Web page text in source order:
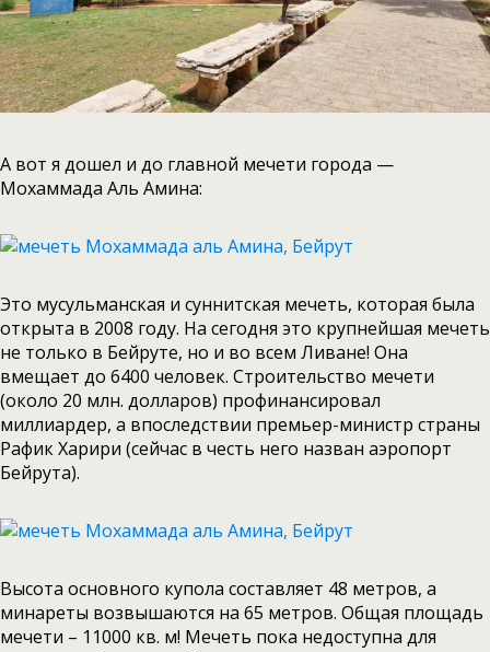
А вот я дошел и до главной мечети города —
Мохаммада Аль Амина:
Это мусульманская и суннитская мечеть, которая была
открыта в 2008 году. На сегодня это крупнейшая мечеть
не только в Бейруте, но и во всем Ливане! Она
вмещает до 6400 человек. Строительство мечети
(около 20 млн. долларов) профинансировал
миллиардер, а впоследствии премьер-министр страны
Рафик Харири (сейчас в честь него назван аэропорт
Бейрута).
Высота основного купола составляет 48 метров, а
минареты возвышаются на 65 метров. Общая площадь
мечети – 11000 кв. м! Мечеть пока недоступна для